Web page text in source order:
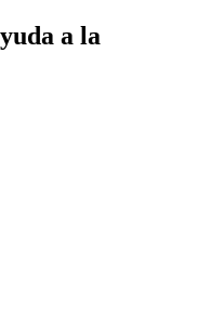
a la